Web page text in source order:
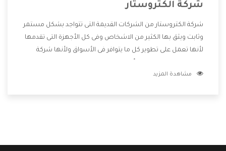
شركة الكتروستار
شركة الكتروستار من الشركات القديمة التى تتواجد بشكل مستمر
وثابت ويثق بها الكثير من الاشخاص وفى كل الأجهزة التى تقدمها
لأنها تعمل على تطوير كل ما يتوافر فى الأسواق ولأنها شركة
وتقدم للعملاء أقوى العروض والخصومات التى تسهل على
مشاهدة المزيد